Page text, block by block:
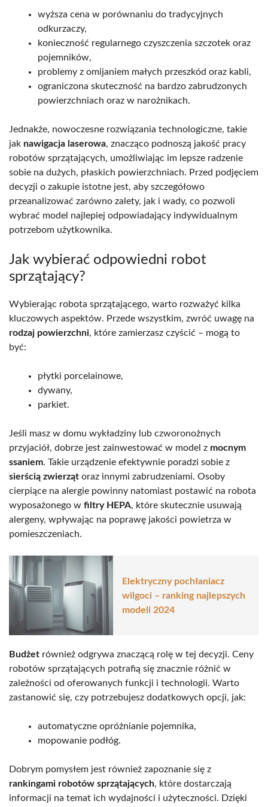
wyższa cena w porównaniu do tradycyjnych
odkurzaczy,
konieczność regularnego czyszczenia szczotek oraz
pojemników,
problemy z omijaniem małych przeszkód oraz kabli,
ograniczona skuteczność na bardzo zabrudzonych
powierzchniach oraz w narożnikach.
Jednakże, nowoczesne rozwiązania technologiczne, takie
jak nawigacja laserowa, znacząco podnoszą jakość pracy
robotów sprzątających, umożliwiając im lepsze radzenie
sobie na dużych, płaskich powierzchniach. Przed podjęciem
decyzji o zakupie istotne jest, aby szczegółowo
przeanalizować zarówno zalety, jak i wady, co pozwoli
wybrać model najlepiej odpowiadający indywidualnym
potrzebom użytkownika.
Jak wybierać odpowiedni robot
sprzątający?
Wybierając robota sprzątającego, warto rozważyć kilka
kluczowych aspektów. Przede wszystkim, zwróć uwagę na
rodzaj powierzchni, które zamierzasz czyścić – mogą to
być:
płytki porcelainowe,
dywany,
parkiet.
Jeśli masz w domu wykładziny lub czworonożnych
przyjaciół, dobrze jest zainwestować w model z mocnym
ssaniem. Takie urządzenie efektywnie poradzi sobie z
sierścią zwierząt oraz innymi zabrudzeniami. Osoby
cierpiące na alergie powinny natomiast postawić na robota
wyposażonego w filtry HEPA, które skutecznie usuwają
alergeny, wpływając na poprawę jakości powietrza w
pomieszczeniach.
Elektryczny pochłaniacz
wilgoci – ranking najlepszych
modeli 2024
Budżet również odgrywa znaczącą rolę w tej decyzji. Ceny
robotów sprzątających potrafią się znacznie różnić w
zależności od oferowanych funkcji i technologii. Warto
zastanowić się, czy potrzebujesz dodatkowych opcji, jak:
automatyczne opróżnianie pojemnika,
mopowanie podłóg.
Dobrym pomysłem jest również zapoznanie się z
rankingami robotów sprzątających, które dostarczają
informacji na temat ich wydajności i użyteczności. Dzięki